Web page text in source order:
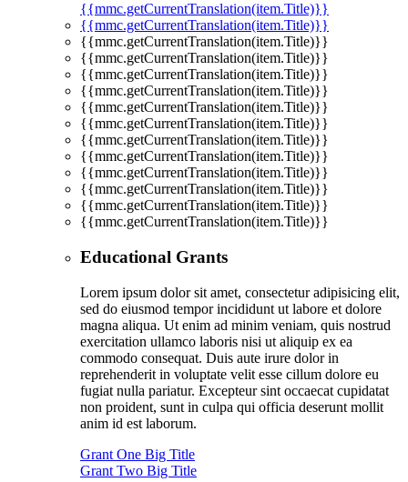
{{mmc.getCurrentTranslation(item.Title)}}
{{mmc.getCurrentTranslation(item.Title)}}
{{mmc.getCurrentTranslation(item.Title)}}
{{mmc.getCurrentTranslation(item.Title)}}
{{mmc.getCurrentTranslation(item.Title)}}
{{mmc.getCurrentTranslation(item.Title)}}
{{mmc.getCurrentTranslation(item.Title)}}
{{mmc.getCurrentTranslation(item.Title)}}
{{mmc.getCurrentTranslation(item.Title)}}
{{mmc.getCurrentTranslation(item.Title)}}
{{mmc.getCurrentTranslation(item.Title)}}
{{mmc.getCurrentTranslation(item.Title)}}
{{mmc.getCurrentTranslation(item.Title)}}
{{mmc.getCurrentTranslation(item.Title)}}
Educational Grants
Lorem ipsum dolor sit amet, consectetur adipisicing elit,
sed do eiusmod tempor incididunt ut labore et dolore
magna aliqua. Ut enim ad minim veniam, quis nostrud
exercitation ullamco laboris nisi ut aliquip ex ea
commodo consequat. Duis aute irure dolor in
reprehenderit in voluptate velit esse cillum dolore eu
fugiat nulla pariatur. Excepteur sint occaecat cupidatat
non proident, sunt in culpa qui officia deserunt mollit
anim id est laborum.
Grant One Big Title
Grant Two Big Title